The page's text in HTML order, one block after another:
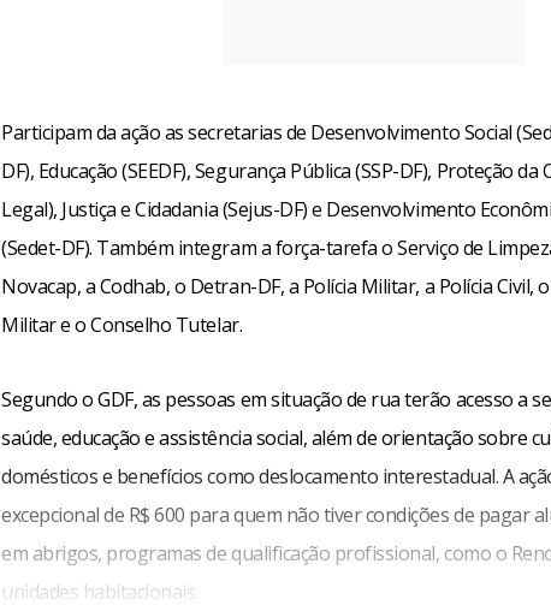
Participam da ação as secretarias de Desenvolvimento Social
DF), Educação (SEEDF), Segurança Pública (SSP-DF), Proteção
Legal), Justiça e Cidadania (Sejus-DF) e Desenvolvimento
(Sedet-DF). Também integram a força-tarefa o Serviço de
Novacap, a Codhab, o Detran-DF, a Polícia Militar, a Polícia Civil,
Militar e o Conselho Tutelar.
Segundo o GDF, as pessoas em situação de rua terão acesso a
saúde, educação e assistência social, além de orientação sobre
domésticos e benefícios como deslocamento interestadual. A
excepcional de R$ 600 para quem não tiver condições de pagar
em abrigos, programas de qualificação profissional, como o
unidades habitacionais.